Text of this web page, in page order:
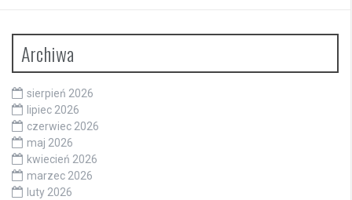
Archiwa
sierpień 2026
lipiec 2026
czerwiec 2026
maj 2026
kwiecień 2026
marzec 2026
luty 2026